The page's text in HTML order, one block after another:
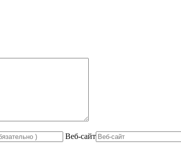
Веб-сайт